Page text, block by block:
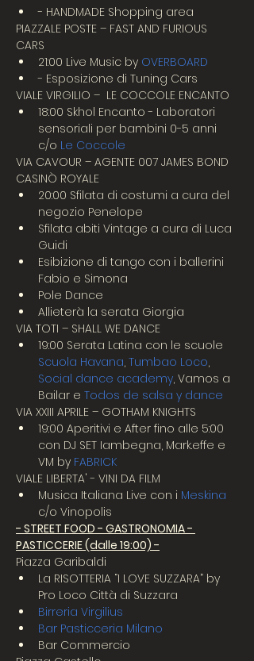
- HANDMADE Shopping area
PIAZZALE POSTE – FAST AND FURIOUS
CARS
21:00 Live Music by OVERBOARD
- Esposizione di Tuning Cars
VIALE VIRGILIO –  LE COCCOLE ENCANTO
18:00 Skhol Encanto - Laboratori
sensoriali per bambini 0-5 anni
c/o Le Coccole
VIA CAVOUR – AGENTE 007 JAMES BOND
CASINÒ ROYALE
20:00 Sfilata di costumi a cura del
negozio Penelope
Sfilata abiti Vintage a cura di Luca
Guidi
Esibizione di tango con i ballerini
Fabio e Simona
Pole Dance
Allieterà la serata Giorgia
VIA TOTI – SHALL WE DANCE
19:00 Serata Latina con le scuole
Scuola Havana, Tumbao Loco,
Social dance academy, Vamos a
Bailar e Todos de salsa y dance
VIA XXIII APRILE – GOTHAM KNIGHTS
19:00 Aperitivi e After fino alle 5:00
con DJ SET Iambegna, Mark.effe e
VM by FABRICK
VIALE LIBERTA' - VINI DA FILM
Musica Italiana Live con i Meskina
c/o Vinopolis
- STREET FOOD - GASTRONOMIA -
PASTICCERIE (dalle 19:00) -
Piazza Garibaldi
La RISOTTERIA “I LOVE SUZZARA” by
Pro Loco Città di Suzzara
Birreria Virgilius
Bar Pasticceria Milano
Bar Commercio